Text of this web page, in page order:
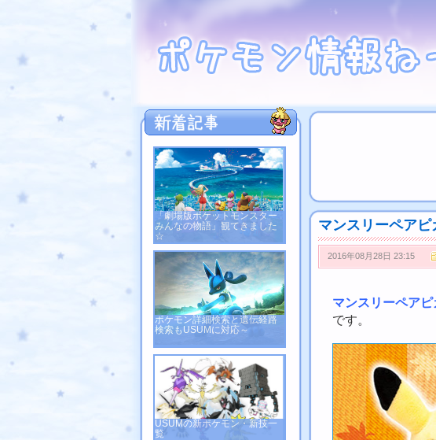
「劇場版ポケットモンスター
みんなの物語」観てきました
☆
ポケモン詳細検索と遺伝経路
検索もUSUMに対応～
USUMの新ポケモン・新技一
覧
マンスリーペアピ
2016年08月28日 23:15
マンスリーペアピ
です。